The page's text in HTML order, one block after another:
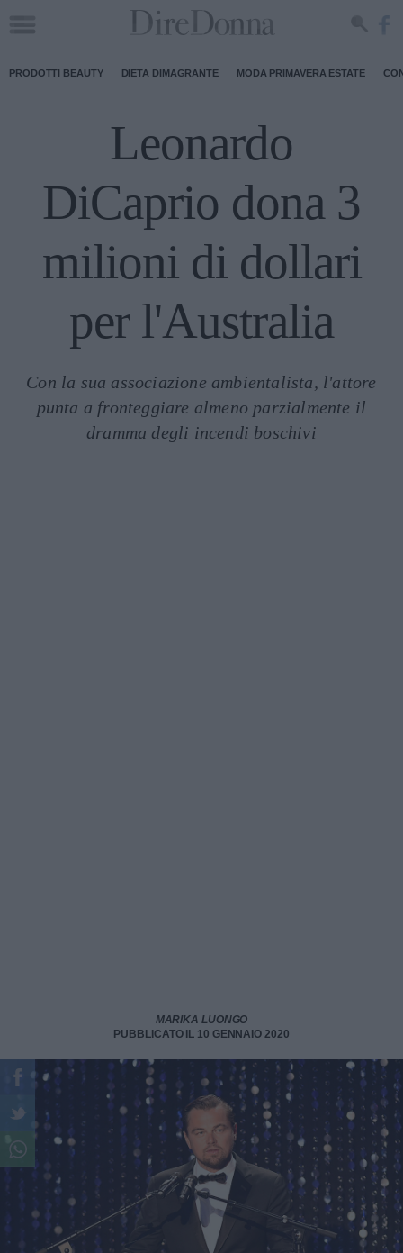
PRODOTTI BEAUTY DIETA DIMAGRANTE MODA PRIMAVERA ESTATE
Leonardo
DiCaprio dona 3
milioni di dollari
per l'Australia
Con la sua associazione ambientalista, l'attore
punta a fronteggiare almeno parzialmente il
dramma degli incendi boschivi
MARIKA LUONGO
PUBBLICATO IL 10 GENNAIO 2020